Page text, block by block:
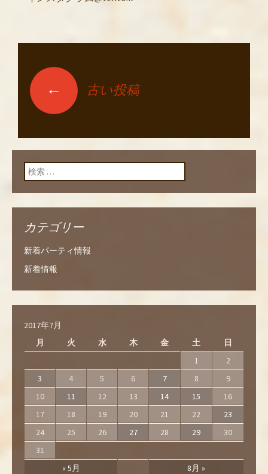
投稿ナビゲーショ
ン
← 古い投稿
検索:
カテゴリー
新着パーティ情報
新着情報
2017年7月
月
火 水 木 金 土 日
« 5月 8月 »
1
2
3
4 5 6 7 8
9
10
11 12 13 14 15
16
17
18 19 20 21 22
23
24
25 26 27 28 29
30
31